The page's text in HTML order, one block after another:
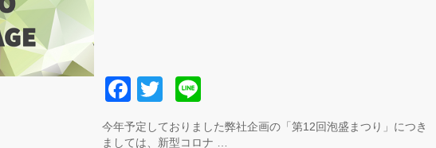
F
a
c
tt
e
今年予定しておりました弊社企画の「第12回泡盛まつり」につき
ましては、新型コロナ …